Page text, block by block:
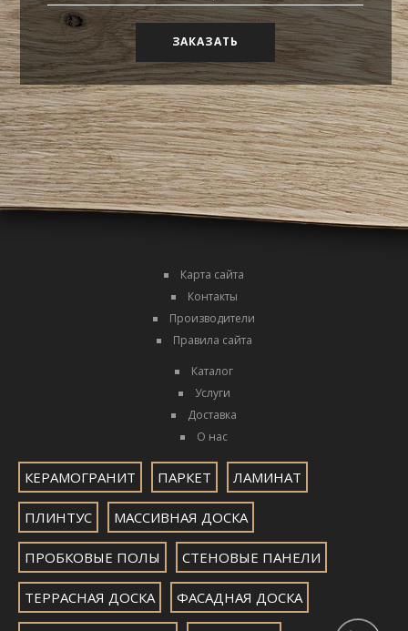
ЗАКАЗАТЬ
Карта сайта
Контакты
Производители
Правила сайта
Каталог
Услуги
Доставка
О нас
КЕРАМОГРАНИТ ПАРКЕТ ЛАМИНАТ
ПЛИНТУС МАССИВНАЯ ДОСКА
ПРОБКОВЫЕ ПОЛЫ СТЕНОВЫЕ ПАНЕЛИ
ТЕРРАСНАЯ ДОСКА ФАСАДНАЯ ДОСКА